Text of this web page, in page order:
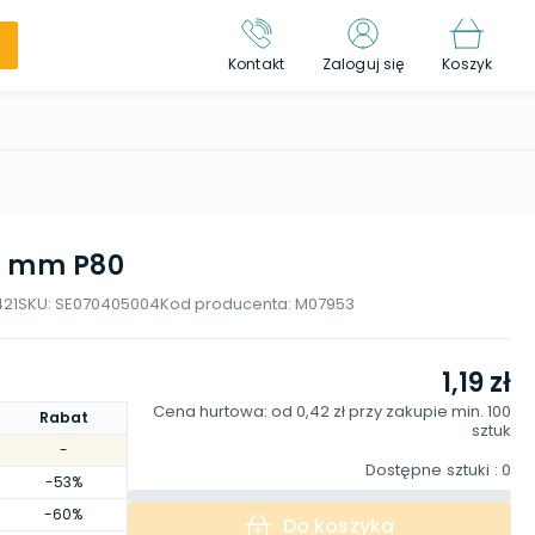
Kontakt Zaloguj się Koszyk
mm P80
SKU: SE070405004Kod producenta: M07953
Rabat
-
-53%
-60%
1,19 zł
Cena hurtowa: od 0,42 złprzy zakupie min. 100
sztuk
Dostępne sztuki : 0
Do koszyka